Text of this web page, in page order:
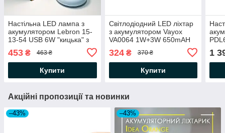
Настільна LED лампа з
акумулятором Lebron 15-
13-54 USB 6W "кицька" з
1200mAh L-TL-L-54 біло-
синя
453 ₴ 463 ₴
Купити
Світлодіодний LED ліхтар
з акумулятором Vayox
VA0064 1W+3W 650mAH
324₴ 370 ₴
Купити
1
Акційні пропозиції та новинки
–43% –43%